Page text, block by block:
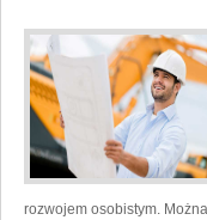
rozwojem osobistym.